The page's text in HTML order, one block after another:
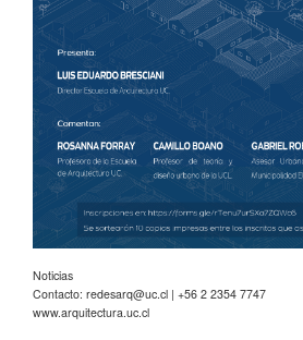
Noticias
Contacto: redesarq@uc.cl | +56 2 2354 7747
www.arquitectura.uc.cl